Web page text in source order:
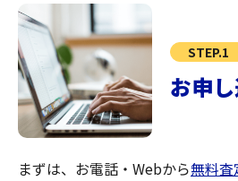
STEP.1
お申
まずは、お電話・Webから無料査